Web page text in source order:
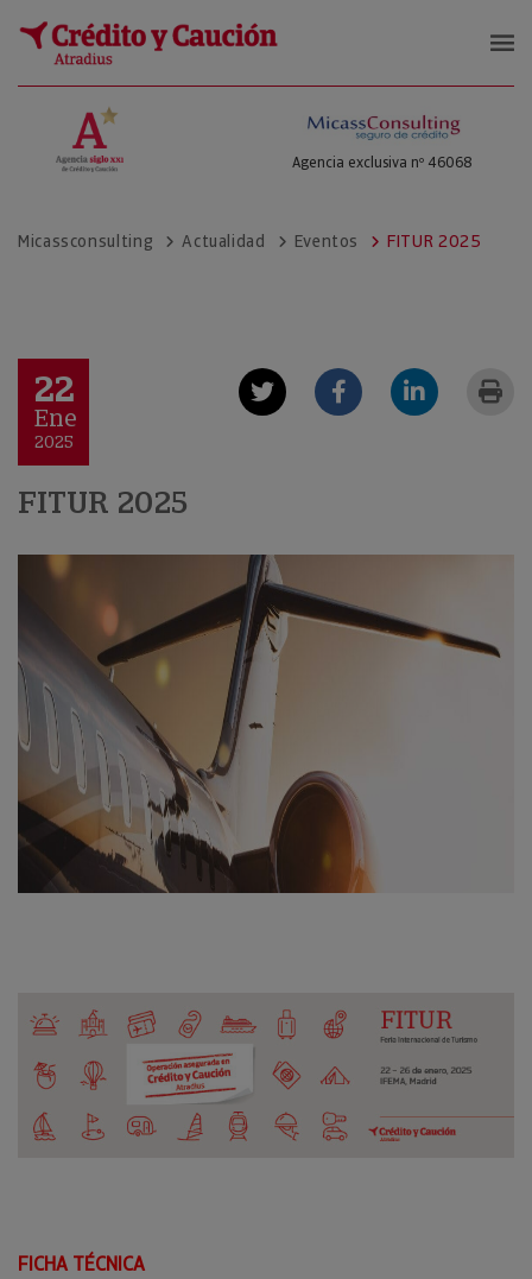
Micass Consulting
Agencia exclusiva nº 46068
Micassconsulting Actualidad Eventos FITUR 2025
22
Ene
2025
FITUR 2025
FICHA TÉCNICA